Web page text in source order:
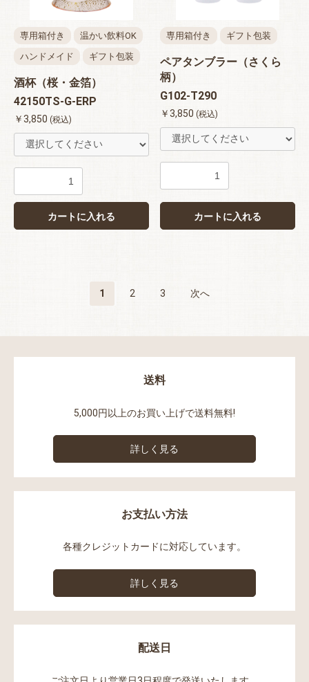
専用箱付き
温かい飲料OK
ハンドメイド
ギフト包装
酒杯（桜・金箔）
42150TS-G-ERP
￥3,850 (税込)
カートに入れる
専用箱付き ギフト包装
ペアタンブラー（さくら
柄）
G102-T290
￥3,850 (税込)
カートに入れる
1 2 3 次へ
送料
5,000円以上のお買い上げで送料無料!
詳しく見る
お支払い方法
各種クレジットカードに対応しています。
詳しく見る
配送日